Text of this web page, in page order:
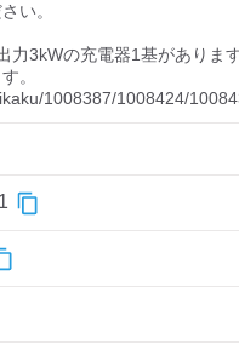
い。
3kWの充電器1基があります
。
1008387/1008424/